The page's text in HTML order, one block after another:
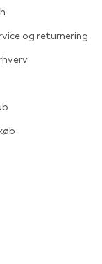
og returnering